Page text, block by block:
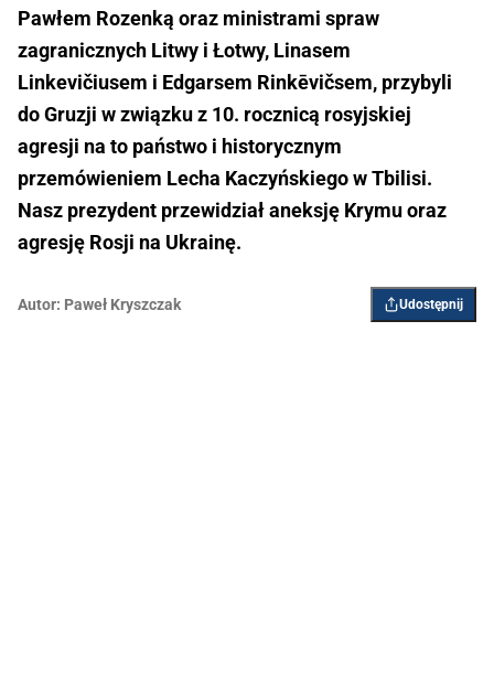
Pawłem Rozenką oraz ministrami spraw
zagranicznych Litwy i Łotwy, Linasem
Linkevičiusem i Edgarsem Rinkēvičsem, przybyli
do Gruzji w związku z 10. rocznicą rosyjskiej
agresji na to państwo i historycznym
przemówieniem Lecha Kaczyńskiego w Tbilisi.
Nasz prezydent przewidział aneksję Krymu oraz
agresję Rosji na Ukrainę.
Autor: Paweł Kryszczak Udostępnij